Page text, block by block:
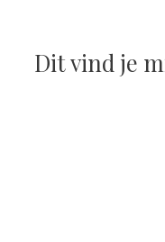
Dit vind je